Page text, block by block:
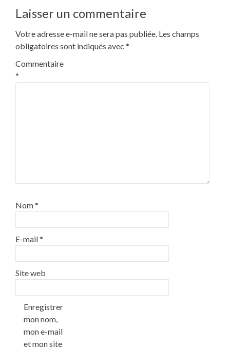
l’article
Laisser un commentaire
Votre adresse e-mail ne sera pas publiée. Les champs
obligatoires sont indiqués avec *
Commentaire
*
Nom*
E-mail*
Site web
Enregistrer
mon nom,
mon e-mail
et mon site